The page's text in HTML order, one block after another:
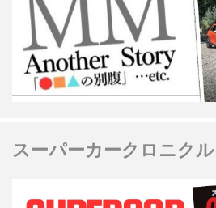
スーパーカークロニク